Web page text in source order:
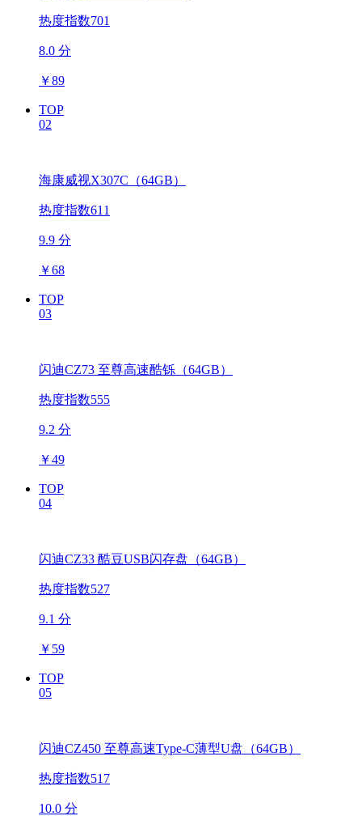
热度指数701
8.0 分
￥89
TOP
02
海康威视X307C（64GB）
热度指数611
9.9 分
￥68
TOP
03
闪迪CZ73 至尊高速酷铄（64GB）
热度指数555
9.2 分
￥49
TOP
04
闪迪CZ33 酷豆USB闪存盘（64GB）
热度指数527
9.1 分
￥ 59
TOP
05
闪迪CZ450 至尊高速Type-C薄型U盘（64GB）
热度指数517
10.0 分